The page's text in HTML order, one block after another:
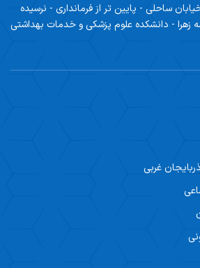
ساحلی - پایین تر از فرمانداری - نرسیده
زهرا - دانشکده علوم پزشکی و خدمات بهداشتی
غربی